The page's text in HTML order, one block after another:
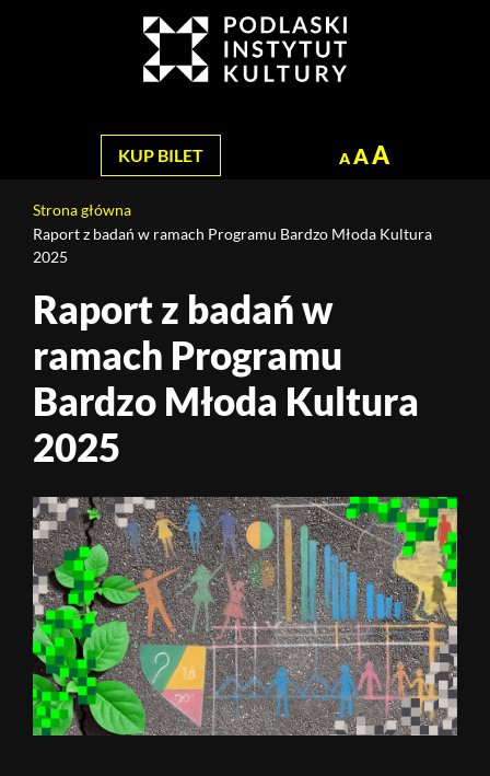
Programu
Bardzo
Kultura
2025
KUP BILET A AA
Strona główna
Raport z badań w ramach Programu Bardzo Młoda Kultura
2025
Treść
stronyRaport z badań w
ramach Programu
Bardzo Młoda Kultura
2025